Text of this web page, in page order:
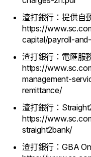
渣打銀行：提供自
https://
capital/payroll-
渣打銀行：電匯服
https://
management-
remittance/
渣打銀行：
https://
straight2bank/
渣打銀行：GBA